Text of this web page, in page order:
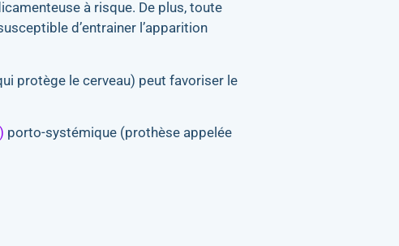
à risque. De plus, toute
d’entrainer l’apparition
protège le cerveau) peut favoriser le
porto-systémique (prothèse appelée